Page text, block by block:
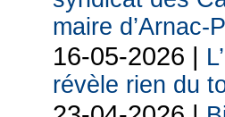
maire d’Arnac-
16-05-2026 |
révèle rien du